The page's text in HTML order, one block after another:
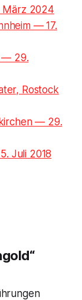
März 2024
— 17.
— 29.
Rostock
— 29.
Juli 2018